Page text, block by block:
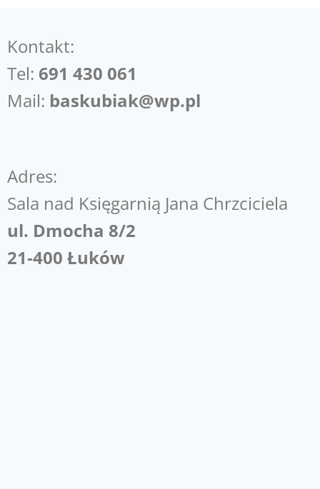
Kontakt:
Tel: 691 430 061
Mail: baskubiak@wp.pl
Adres:
Sala nad Księgarnią Jana Chrzciciela
ul. Dmocha 8/2
21-400 Łuków